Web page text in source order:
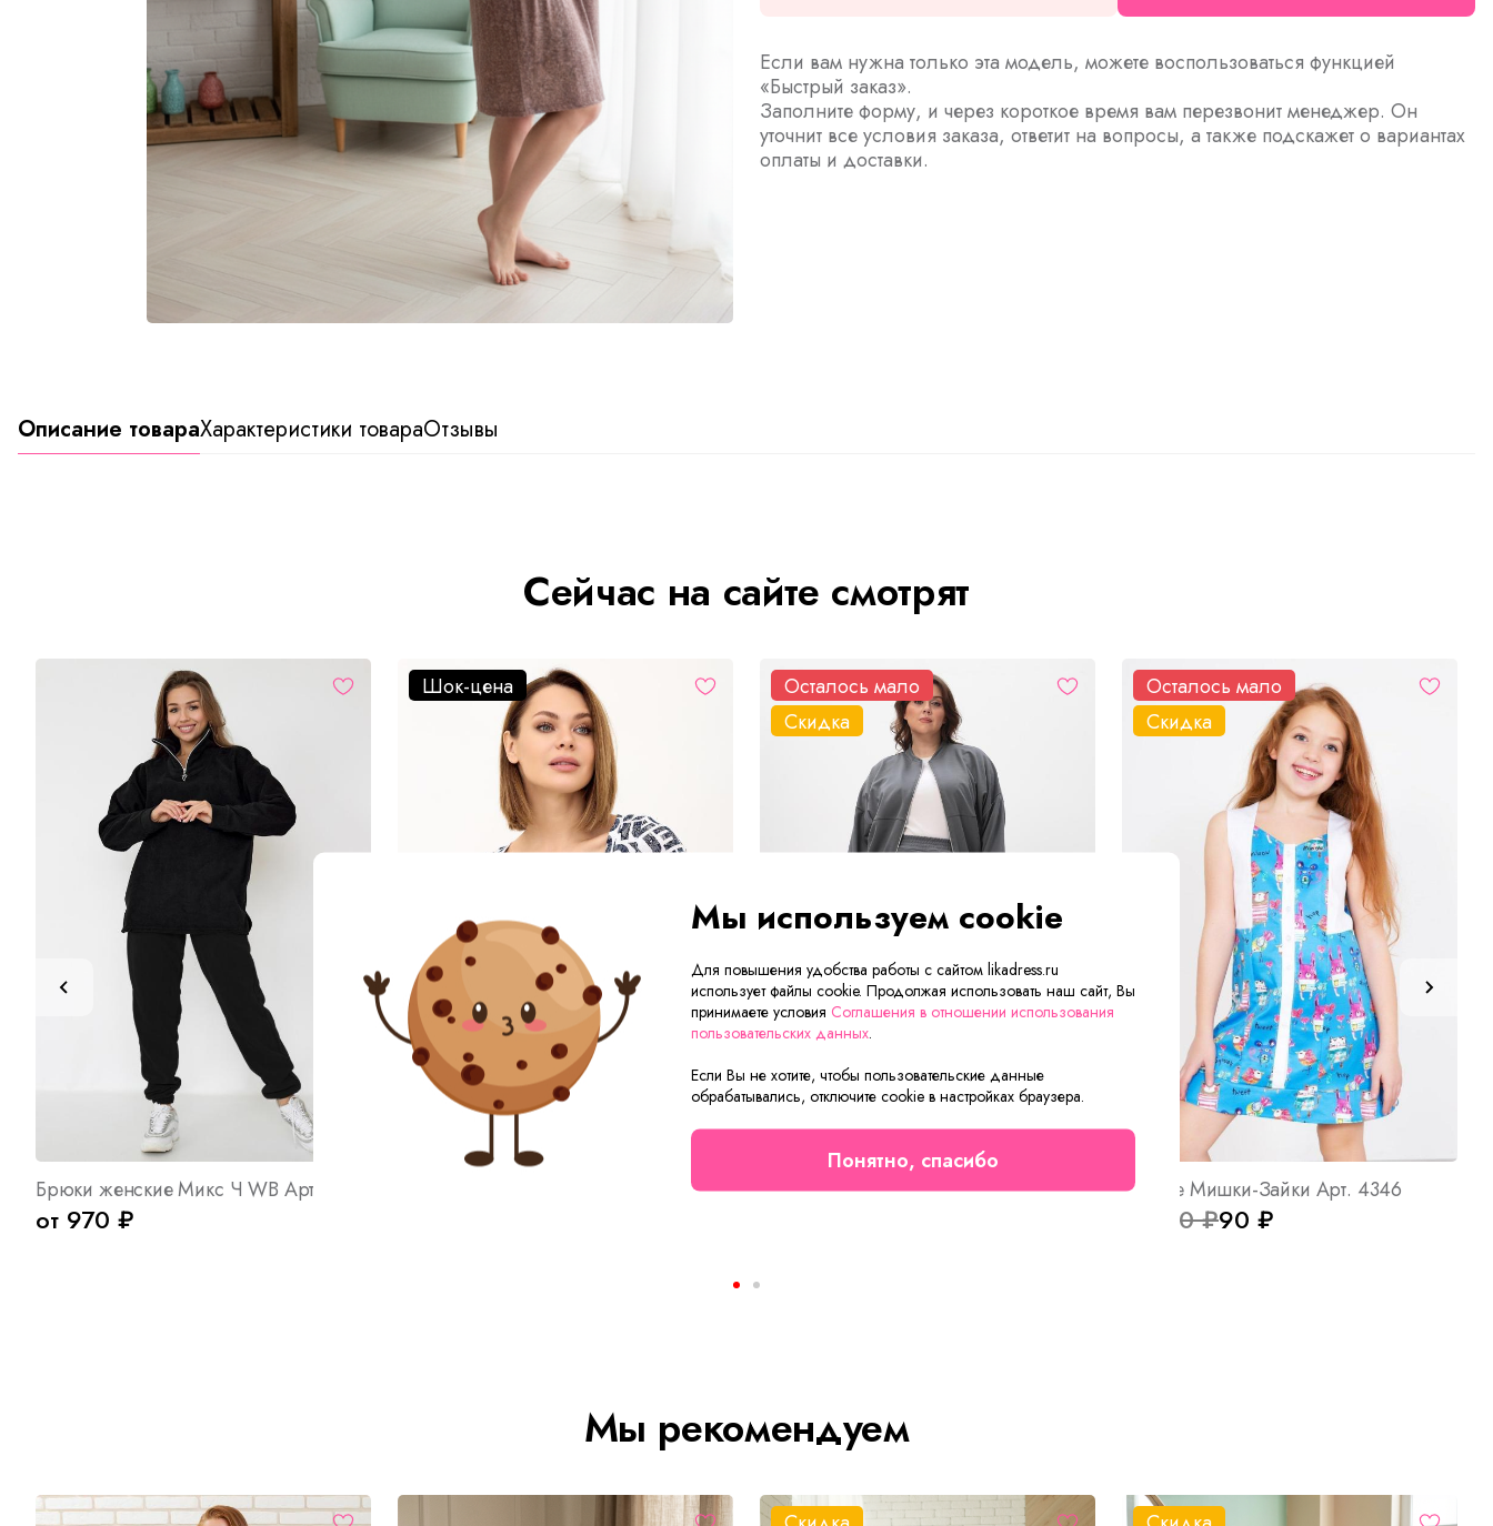
Если вам нужна только эта модель, можете воспользоваться функцией
«Быстрый заказ».
Заполните форму, и через короткое время вам перезвонит менеджер. Он
уточнит все условия заказа, ответит на вопросы, а также подскажет о вариантах
оплаты и доставки.
Описание товараХарактеристики товараОтзывы
Сейчас на сайте смотрят
от 970 ₽
Шок-цена
Футболка женская Лиза Арт. 3778
Осталось мало
Скидка
Костюм женский Милано Х Арт. 10350
Осталось мало
Скидка
Платье Мишки-Зайки Арт. 4346
от 180 ₽90 ₽
Мы рекомендуем
Мы используем cookie
Для повышения удобства работы с сайтом likadress.ru
использует файлы cookie. Продолжая использовать наш сайт, Вы
принимаете условия Соглашения в отношении использования
пользовательских данных.
Если Вы не хотите, чтобы пользовательские данные
обрабатывались, отключите cookie в настройках браузера.
Понятно, спасибо